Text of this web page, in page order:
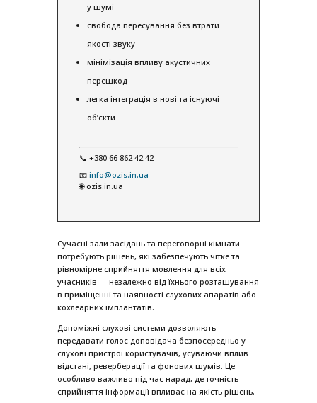
у шумі
свобода пересування без втрати
якості звуку
мінімізація впливу акустичних
перешкод
легка інтеграція в нові та існуючі
об’єкти
📞 +380 66 862 42 42
📧 info@ozis.in.ua
🌐 ozis.in.ua
Сучасні зали засідань та переговорні кімнати
потребують рішень, які забезпечують чітке та
рівномірне сприйняття мовлення для всіх
учасників — незалежно від їхнього розташування
в приміщенні та наявності слухових апаратів або
кохлеарних імплантатів.
Допоміжні слухові системи дозволяють
передавати голос доповідача безпосередньо у
слухові пристрої користувачів, усуваючи вплив
відстані, реверберації та фонових шумів. Це
особливо важливо під час нарад, де точність
сприйняття інформації впливає на якість рішень.